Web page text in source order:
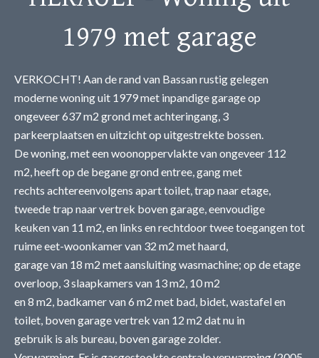
1979 met garage
VERKOCHT! Aan de rand van Bassan rustig gelegen
moderne woning uit 1979 met inpandige garage op
ongeveer 637 m2 grond met achteringang, 3
parkeerplaatsen en uitzicht op uitgestrekte bossen.
De woning, met een woonoppervlakte van ongeveer 112
m2, heeft op de begane grond entree, gang met
rechts achtereenvolgens apart toilet, trap naar etage,
tweede trap naar vertrek boven garage, eenvoudige
keuken van 11 m2, en links en rechtdoor twee toegangen tot
ruime eet-woonkamer van 32 m2 met haard,
garage van 18 m2 met aansluiting wasmachine; op de etage
overloop, 3 slaapkamers van 13 m2, 10 m2
en 8 m2, badkamer van 6 m2 met bad, bidet, wastafel en
toilet, boven garage vertrek van 12 m2 dat nu in
gebruik is als bureau, boven garage zolder.